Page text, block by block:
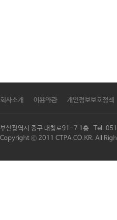
회사소개 이용약관 개인정보보호정책
부산광역시 중구 대청로91-7 1층 Tel.
Copyright ⓒ 2011 CTPA.CO.KR. All